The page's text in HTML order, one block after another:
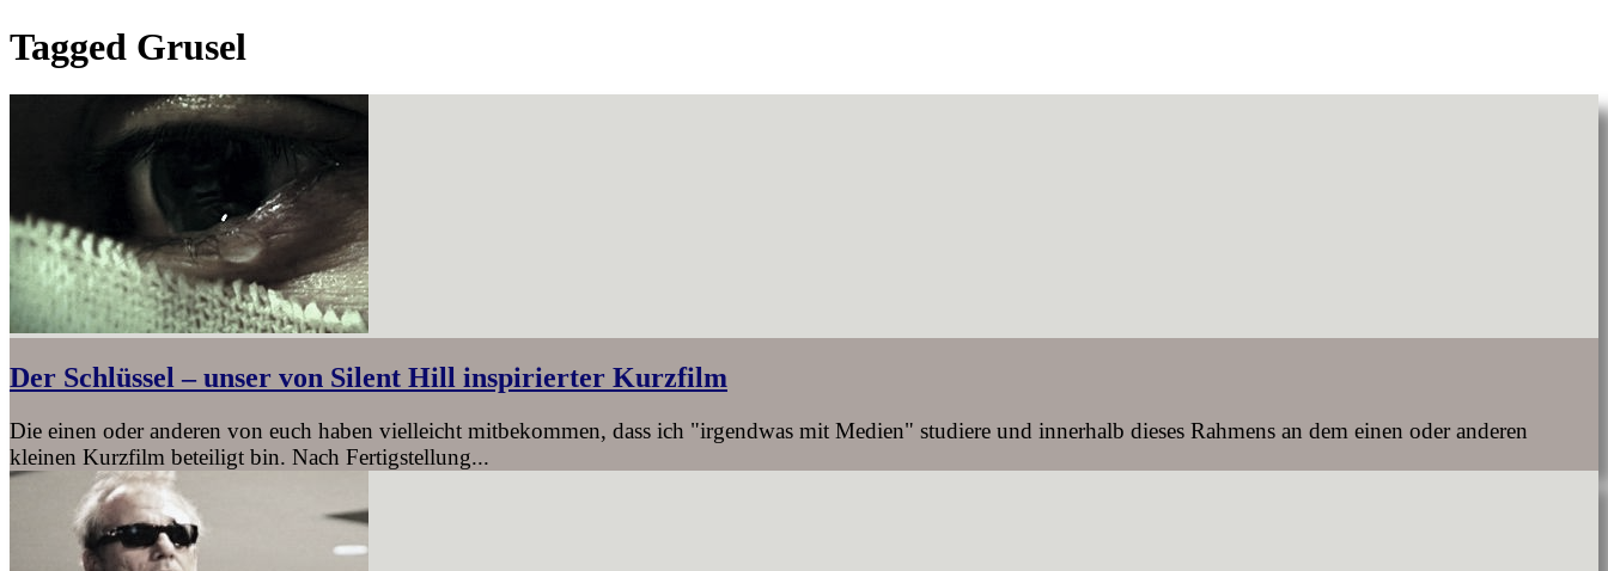
Tagged Grusel
Der Schlüssel – unser von Silent Hill inspirierter Kurzfilm
Die einen oder anderen von euch haben vielleicht mitbekommen, dass ich "irgendwas mit Medien" studiere und innerhalb dieses Rahmens an dem einen oder anderen
kleinen Kurzfilm beteiligt bin. Nach Fertigstellung...